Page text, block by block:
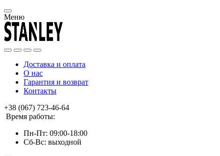
Меню
Доставка и оплата
О нас
Гарантия и возврат
Контакты
+38 (067) 723-46-64
Время работы:
Пн-Пт: 09:00-18:00
Сб-Вс: выходной